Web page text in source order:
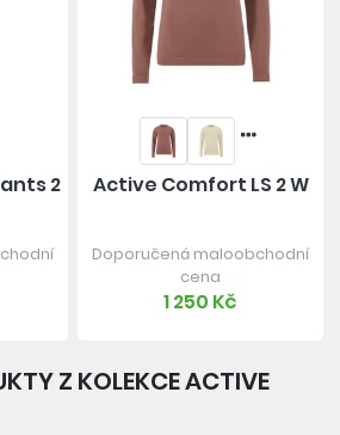
2
Active Comfort LS 2 W
Doporučená maloobchodní
cena
1 250 Kč
Z KOLEKCE ACTIVE